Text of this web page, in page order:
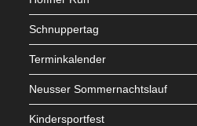
Schnuppertag
Terminkalender
Neusser Sommernachtslauf
Kindersportfest